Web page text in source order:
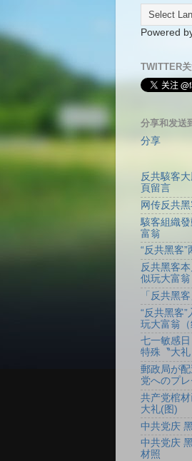
Powered
TWITTER
分享和发送
分享
反共駭客
頁留言
网传反共
駭客組織
富翁
“反共黑客
反共黑客
似玩大富翁
「反共黑
“反共黑客
玩大富翁（
七一敏感
特殊〝大礼
郵政局が
党へのプレ
共产党棺
大礼(图)
中共党庆
中共党庆
材照